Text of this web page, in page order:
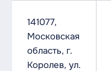
141077,
Московская
область, г.
Королев, ул.